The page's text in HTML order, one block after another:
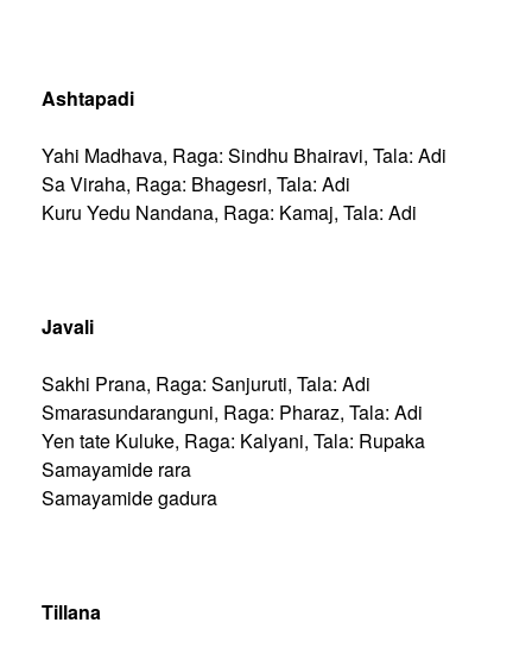
Ashtapadi
Yahi Madhava, Raga: Sindhu Bhairavi, Tala: Adi
Sa Viraha, Raga: Bhagesri, Tala: Adi
Kuru Yedu Nandana, Raga: Kamaj, Tala: Adi
Javali
Sakhi Prana, Raga: Sanjuruti, Tala: Adi
Smarasundaranguni, Raga: Pharaz, Tala: Adi
Yen tate Kuluke, Raga: Kalyani, Tala: Rupaka
Samayamide rara
Samayamide gadura
Tillana